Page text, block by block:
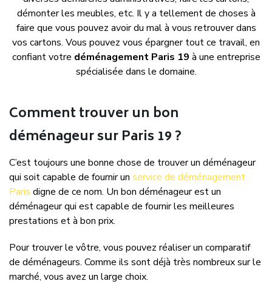
démonter les meubles, etc. Il y a tellement de choses à
faire que vous pouvez avoir du mal à vous retrouver dans
vos cartons. Vous pouvez vous épargner tout ce travail, en
confiant votre déménagement Paris 19 à une entreprise
spécialisée dans le domaine.
Comment trouver un bon
déménageur sur Paris 19 ?
C’est toujours une bonne chose de trouver un déménageur
qui soit capable de fournir un service de déménagement
Paris digne de ce nom. Un bon déménageur est un
déménageur qui est capable de fournir les meilleures
prestations et à bon prix.
Pour trouver le vôtre, vous pouvez réaliser un comparatif
de déménageurs. Comme ils sont déjà très nombreux sur le
marché, vous avez un large choix.